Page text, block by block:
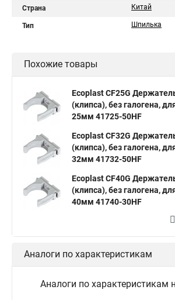
Страна Китай
Тип Шпилька
Похожие товары
Ecoplast CF25G
(клипса), без галогена,
25мм 41725-50HF
Ecoplast CF32G
(клипса), без галогена,
32мм 41732-50HF
Ecoplast CF40G
(клипса), без галогена,
40мм 41740-30HF
Аналоги по характеристикам
Аналоги по характеристикам